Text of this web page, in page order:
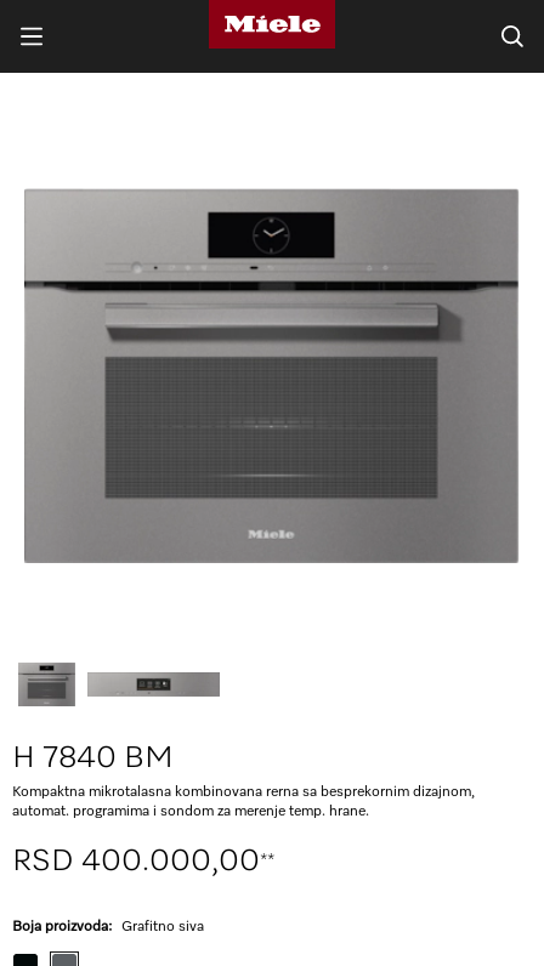
H 7840 BM
Kompaktna mikrotalasna kombinovana rerna sa besprekornim dizajnom,
automat. programima i sondom za merenje temp. hrane.
RSD 400.000,00**
Boja proizvoda: Grafitno siva